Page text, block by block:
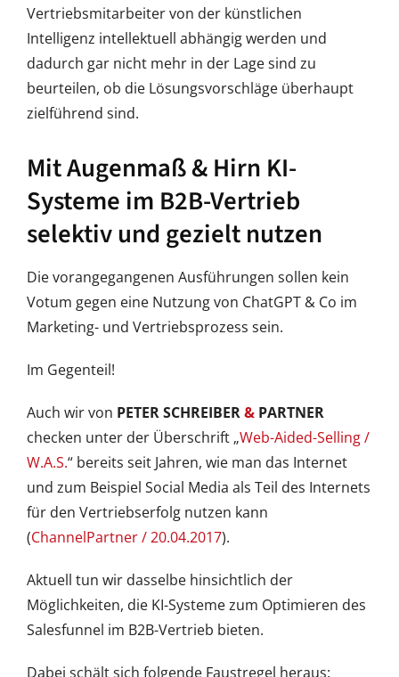
Vertriebsmitarbeiter von der künstlichen
Intelligenz intellektuell abhängig werden und
dadurch gar nicht mehr in der Lage sind zu
beurteilen, ob die Lösungsvorschläge überhaupt
zielführend sind.
Mit Augenmaß & Hirn KI-
Systeme im B2B-Vertrieb
selektiv und gezielt nutzen
Die vorangegangenen Ausführungen sollen kein
Votum gegen eine Nutzung von ChatGPT & Co im
Marketing- und Vertriebsprozess sein.
Im Gegenteil!
Auch wir von PETER SCHREIBER&PARTNER
checken unter der Überschrift „Web-Aided-Selling /
W.A.S.“ bereits seit Jahren, wie man das Internet
und zum Beispiel Social Media als Teil des Internets
für den Vertriebserfolg nutzen kann
(ChannelPartner / 20.04.2017).
Aktuell tun wir dasselbe hinsichtlich der
Möglichkeiten, die KI-Systeme zum Optimieren des
Salesfunnel im B2B-Vertrieb bieten.
Dabei schält sich folgende Faustregel heraus: